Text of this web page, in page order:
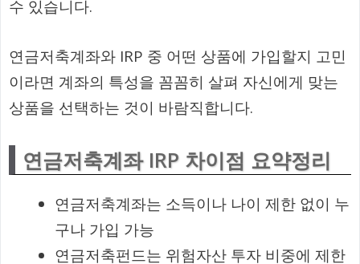
수 있습니다.
연금저축계좌와 IRP 중 어떤 상품에 가입할지 고민
이라면 계좌의 특성을 꼼꼼히 살펴 자신에게 맞는
상품을 선택하는 것이 바람직합니다.
연금저축계좌 IRP 차이점 요약정리
연금저축계좌는 소득이나 나이 제한 없이 누
구나 가입 가능
연금저축펀드는 위험자산 투자 비중에 제한